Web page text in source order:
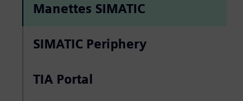
Manettes SIMATIC
SIMATIC Periphery
TIA Portal